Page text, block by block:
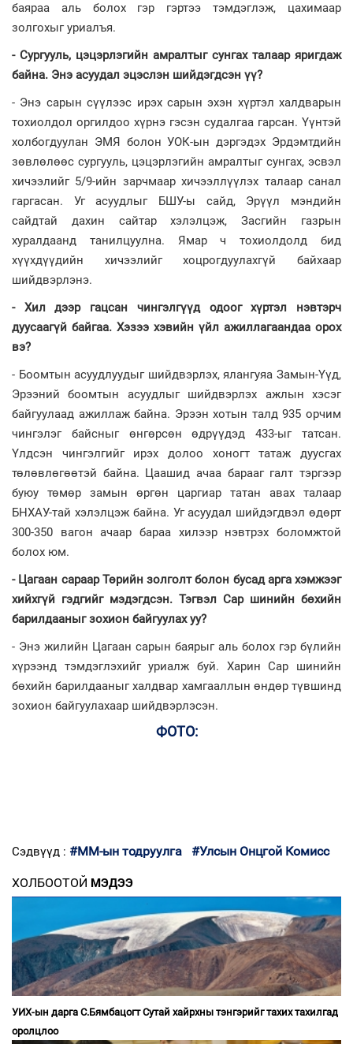
баяраа аль болох гэр гэртээ тэмдэглэж, цахимаар
золгохыг уриалъя.
- Сургууль, цэцэрлэгийн амралтыг сунгах талаар яригдаж
байна. Энэ асуудал эцэслэн шийдэгдсэн үү?
- Энэ сарын сүүлээс ирэх сарын эхэн хүртэл халдварын
тохиолдол оргилдоо хүрнэ гэсэн судалгаа гарсан. Үүнтэй
холбогдуулан ЭМЯ болон УОК-ын дэргэдэх Эрдэмтдийн
зөвлөлөөс сургууль, цэцэрлэгийн амралтыг сунгах, эсвэл
хичээлийг 5/9-ийн зарчмаар хичээллүүлэх талаар санал
гаргасан. Уг асуудлыг БШУ-ы сайд, Эрүүл мэндийн
сайдтай дахин сайтар хэлэлцэж, Засгийн газрын
хуралдаанд танилцуулна. Ямар ч тохиолдолд бид
хүүхдүүдийн хичээлийг хоцрогдуулахгүй байхаар
шийдвэрлэнэ.
- Хил дээр гацсан чингэлгүүд одоог хүртэл нэвтэрч
дуусаагүй байгаа. Хэзээ хэвийн үйл ажиллагаандаа орох
вэ?
- Боомтын асуудлуудыг шийдвэрлэх, ялангуяа Замын-Үүд,
Эрээний боомтын асуудлыг шийдвэрлэх ажлын хэсэг
байгуулаад ажиллаж байна. Эрээн хотын талд 935 орчим
чингэлэг байсныг өнгөрсөн өдрүүдэд 433-ыг татсан.
Үлдсэн чингэлгийг ирэх долоо хоногт татаж дуусгах
төлөвлөгөөтэй байна. Цаашид ачаа барааг галт тэргээр
буюу төмөр замын өргөн царгиар татан авах талаар
БНХАУ-тай хэлэлцэж байна. Уг асуудал шийдэгдвэл өдөрт
300-350 вагон ачаар бараа хилээр нэвтрэх боломжтой
болох юм.
- Цагаан сараар Төрийн золголт болон бусад арга хэмжээг
хийхгүй гэдгийг мэдэгдсэн. Тэгвэл Сар шинийн бөхийн
барилдааныг зохион байгуулах уу?
- Энэ жилийн Цагаан сарын баярыг аль болох гэр бүлийн
хүрээнд тэмдэглэхийг уриалж буй. Харин Сар шинийн
бөхийн барилдааныг халдвар хамгааллын өндөр түвшинд
зохион байгуулахаар шийдвэрлэсэн.
ФОТО:
Сэдвүүд : #ММ-ын тодруулга #Улсын Онцгой Комисс
ХОЛБООТОЙ МЭДЭЭ
УИХ-ын дарга С.Бямбацогт Сутай хайрхны тэнгэрийг тахих тахилгад
оролцлоо